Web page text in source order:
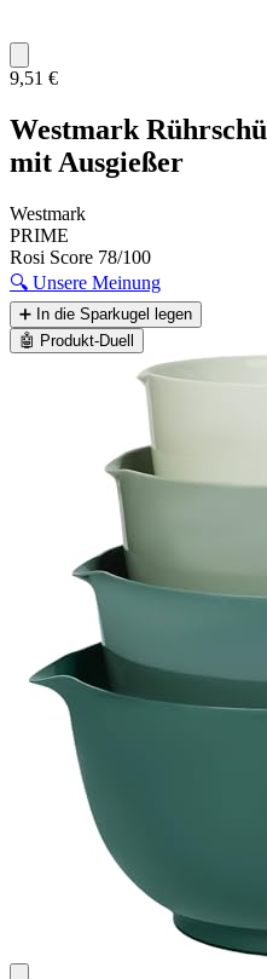
9,51 €
Westmark
mit Ausgießer
Westmark
PRIME
Rosi Score 78/100
🔍 Unsere Meinung
➕ In die Sparkugel legen
🤖 Produkt-Duell